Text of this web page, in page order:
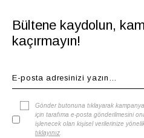
Bültene kaydolun,
kaçırmayın!
Gönder butonuna tıklayarak
için tarafıma e-posta gönderilmesini
işlenecek olan kişisel verilerinize
tıklayınız